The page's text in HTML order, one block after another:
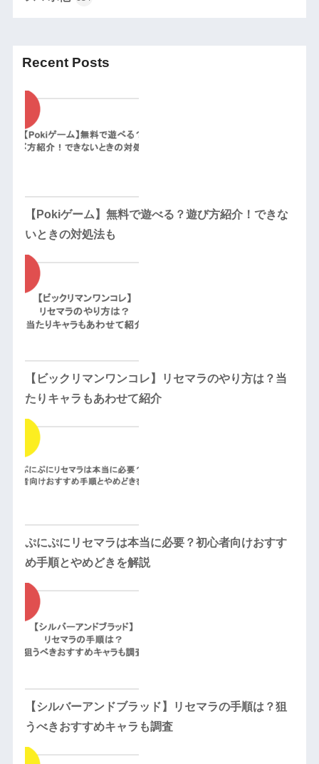
Recent Posts
【Pokiゲーム】無料で遊べる？遊び方紹介！できな
いときの対処法も
【ビックリマンワンコレ】リセマラのやり方は？当
たりキャラもあわせて紹介
ぷにぷにリセマラは本当に必要？初心者向けおすす
め手順とやめどきを解説
【シルバーアンドブラッド】リセマラの手順は？狙
うべきおすすめキャラも調査